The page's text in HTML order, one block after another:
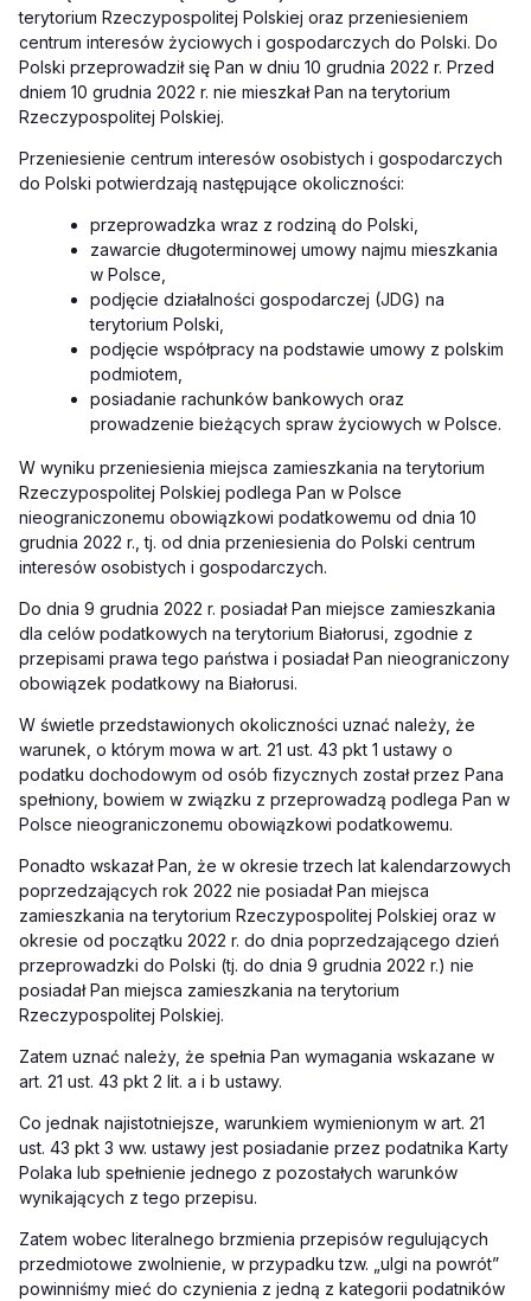
terytorium Rzeczypospolitej Polskiej oraz przeniesieniem
centrum interesów życiowych i gospodarczych do Polski. Do
Polski przeprowadził się Pan w dniu 10 grudnia 2022 r. Przed
dniem 10 grudnia 2022 r. nie mieszkał Pan na terytorium
Rzeczypospolitej Polskiej.
Przeniesienie centrum interesów osobistych i gospodarczych
do Polski potwierdzają następujące okoliczności:
przeprowadzka wraz z rodziną do Polski,
zawarcie długoterminowej umowy najmu mieszkania
w Polsce,
podjęcie działalności gospodarczej (JDG) na
terytorium Polski,
podjęcie współpracy na podstawie umowy z polskim
podmiotem,
posiadanie rachunków bankowych oraz
prowadzenie bieżących spraw życiowych w Polsce.
W wyniku przeniesienia miejsca zamieszkania na terytorium
Rzeczypospolitej Polskiej podlega Pan w Polsce
nieograniczonemu obowiązkowi podatkowemu od dnia 10
grudnia 2022 r., tj. od dnia przeniesienia do Polski centrum
interesów osobistych i gospodarczych.
Do dnia 9 grudnia 2022 r. posiadał Pan miejsce zamieszkania
dla celów podatkowych na terytorium Białorusi, zgodnie z
przepisami prawa tego państwa i posiadał Pan nieograniczony
obowiązek podatkowy na Białorusi.
W świetle przedstawionych okoliczności uznać należy, że
warunek, o którym mowa w art. 21 ust. 43 pkt 1 ustawy o
podatku dochodowym od osób fizycznych został przez Pana
spełniony, bowiem w związku z przeprowadzą podlega Pan w
Polsce nieograniczonemu obowiązkowi podatkowemu.
Ponadto wskazał Pan, że w okresie trzech lat kalendarzowych
poprzedzających rok 2022 nie posiadał Pan miejsca
zamieszkania na terytorium Rzeczypospolitej Polskiej oraz w
okresie od początku 2022 r. do dnia poprzedzającego dzień
przeprowadzki do Polski (tj. do dnia 9 grudnia 2022 r.) nie
posiadał Pan miejsca zamieszkania na terytorium
Rzeczypospolitej Polskiej.
Zatem uznać należy, że spełnia Pan wymagania wskazane w
art. 21 ust. 43 pkt 2 lit. a i b ustawy.
Co jednak najistotniejsze, warunkiem wymienionym w art. 21
ust. 43 pkt 3 ww. ustawy jest posiadanie przez podatnika Karty
Polaka lub spełnienie jednego z pozostałych warunków
wynikających z tego przepisu.
Zatem wobec literalnego brzmienia przepisów regulujących
przedmiotowe zwolnienie, w przypadku tzw. „ulgi na powrót”
powinniśmy mieć do czynienia z jedną z kategorii podatników